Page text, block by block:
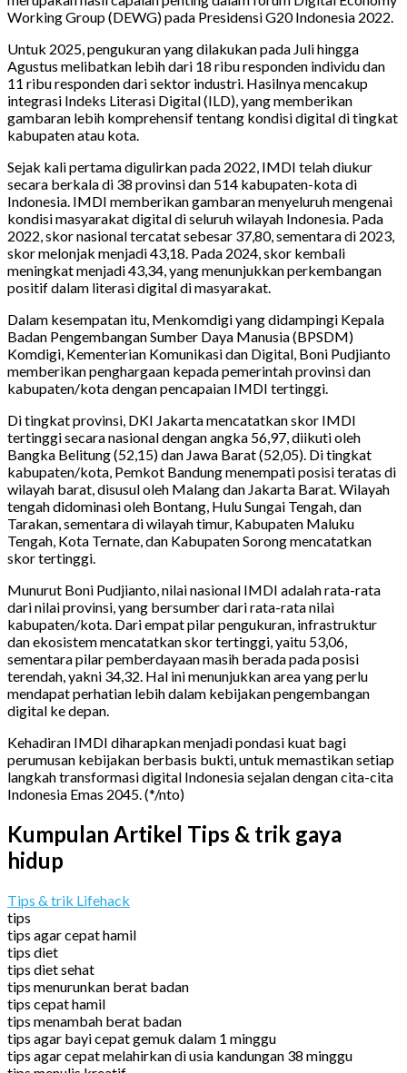
Working Group (DEWG) pada Presidensi G20 Indonesia 2022.
Untuk 2025, pengukuran yang dilakukan pada Juli hingga
Agustus melibatkan lebih dari 18 ribu responden individu dan
11 ribu responden dari sektor industri. Hasilnya mencakup
integrasi Indeks Literasi Digital (ILD), yang memberikan
gambaran lebih komprehensif tentang kondisi digital di tingkat
kabupaten atau kota.
Sejak kali pertama digulirkan pada 2022, IMDI telah diukur
secara berkala di 38 provinsi dan 514 kabupaten-kota di
Indonesia. IMDI memberikan gambaran menyeluruh mengenai
kondisi masyarakat digital di seluruh wilayah Indonesia. Pada
2022, skor nasional tercatat sebesar 37,80, sementara di 2023,
skor melonjak menjadi 43,18. Pada 2024, skor kembali
meningkat menjadi 43,34, yang menunjukkan perkembangan
positif dalam literasi digital di masyarakat.
Dalam kesempatan itu, Menkomdigi yang didampingi Kepala
Badan Pengembangan Sumber Daya Manusia (BPSDM)
Komdigi, Kementerian Komunikasi dan Digital, Boni Pudjianto
memberikan penghargaan kepada pemerintah provinsi dan
kabupaten/kota dengan pencapaian IMDI tertinggi.
Di tingkat provinsi, DKI Jakarta mencatatkan skor IMDI
tertinggi secara nasional dengan angka 56,97, diikuti oleh
Bangka Belitung (52,15) dan Jawa Barat (52,05). Di tingkat
kabupaten/kota, Pemkot Bandung menempati posisi teratas di
wilayah barat, disusul oleh Malang dan Jakarta Barat. Wilayah
tengah didominasi oleh Bontang, Hulu Sungai Tengah, dan
Tarakan, sementara di wilayah timur, Kabupaten Maluku
Tengah, Kota Ternate, dan Kabupaten Sorong mencatatkan
skor tertinggi.
Munurut Boni Pudjianto, nilai nasional IMDI adalah rata-rata
dari nilai provinsi, yang bersumber dari rata-rata nilai
kabupaten/kota. Dari empat pilar pengukuran, infrastruktur
dan ekosistem mencatatkan skor tertinggi, yaitu 53,06,
sementara pilar pemberdayaan masih berada pada posisi
terendah, yakni 34,32. Hal ini menunjukkan area yang perlu
mendapat perhatian lebih dalam kebijakan pengembangan
digital ke depan.
Kehadiran IMDI diharapkan menjadi pondasi kuat bagi
perumusan kebijakan berbasis bukti, untuk memastikan setiap
langkah transformasi digital Indonesia sejalan dengan cita-cita
Indonesia Emas 2045. (*/nto)
Kumpulan Artikel Tips & trik gaya
hidup
Tips & trik Lifehack
tips
tips agar cepat hamil
tips diet
tips diet sehat
tips menurunkan berat badan
tips cepat hamil
tips menambah berat badan
tips agar bayi cepat gemuk dalam 1 minggu
tips agar cepat melahirkan di usia kandungan 38 minggu